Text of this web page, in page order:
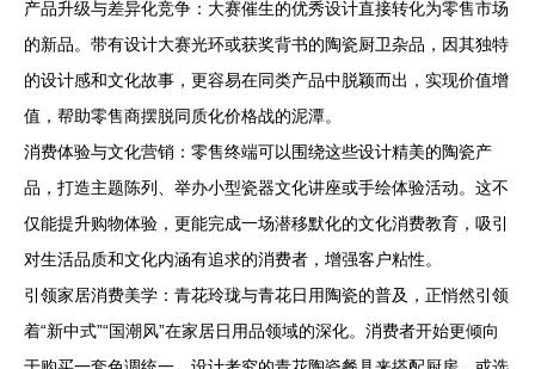
产品升级与差异化竞争：大赛催生的优秀设计直接转化为零售市场
的新品。带有设计大赛光环或获奖背书的陶瓷厨卫杂品，因其独特
的设计感和文化故事，更容易在同类产品中脱颖而出，实现价值增
值，帮助零售商摆脱同质化价格战的泥潭。
消费体验与文化营销：零售终端可以围绕这些设计精美的陶瓷产
品，打造主题陈列、举办小型瓷器文化讲座或手绘体验活动。这不
仅能提升购物体验，更能完成一场潜移默化的文化消费教育，吸引
对生活品质和文化内涵有追求的消费者，增强客户粘性。
引领家居消费美学：青花玲珑与青花日用陶瓷的普及，正悄然引领
着“新中式”“国潮风”在家居日用品领域的深化。消费者开始更倾向